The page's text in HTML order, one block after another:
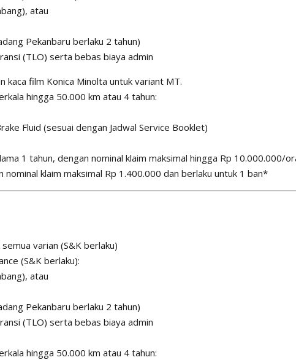
atau
Pekanbaru berlaku 2 tahun)
(TLO) serta bebas biaya admin
kaca film Konica Minolta untuk variant MT.
hingga 50.000 km atau 4 tahun:
Fluid (sesuai dengan Jadwal Service Booklet)
1 tahun, dengan nominal klaim maksimal hingga Rp 10.000.000/
klaim maksimal Rp 1.400.000 dan berlaku untuk 1 ban*
varian (S&K berlaku)
(S&K berlaku):
atau
Pekanbaru berlaku 2 tahun)
(TLO) serta bebas biaya admin
hingga 50.000 km atau 4 tahun: